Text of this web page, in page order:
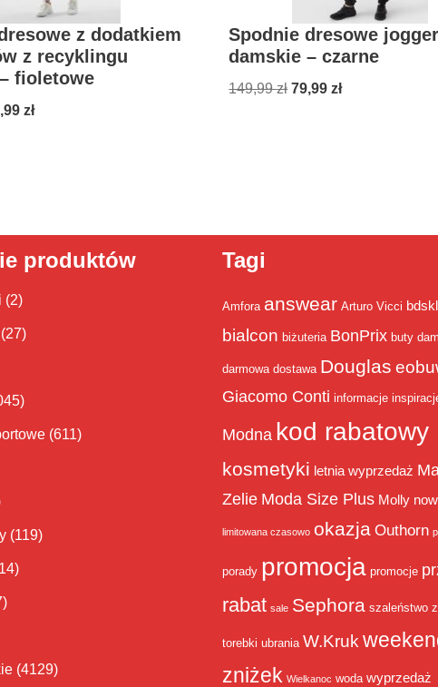
z dodatkiem
z recyklingu
fioletowe
zł
Spodnie dresowe
damskie – czarne
149,99zł 79,99zł
produktów
(2)
(27)
(611)
(119)
(4129)
Tagi
Amfora answear Arturo Vicci
bialcon biżuteria BonPrix buty
darmowa dostawa Douglas
Giacomo Conti informacje
Modna kod rabatowy
kosmetyki letnia wyprzedaż
Zelie Moda Size Plus Molly
limitowana czasowo okazja Outhorn
porady promocja promocje
rabat sale Sephora szaleństwo
torebki ubrania W.Kruk
zniżek Wielkanoc woda wyprzedaż